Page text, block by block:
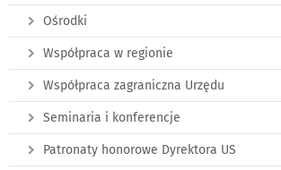
Ośrodki
Współpraca w regionie
Współpraca zagraniczna Urzędu
Seminaria i konferencje
Patronaty honorowe Dyrektora US